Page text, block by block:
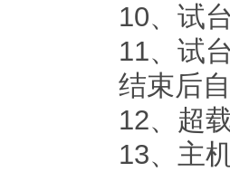
10、试
11、试
结束后
12、超
13、主